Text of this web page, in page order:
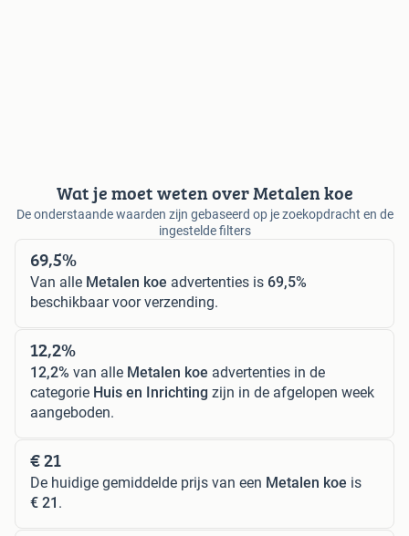
Wat je moet weten over Metalen koe
De onderstaande waarden zijn gebaseerd op je zoekopdracht en de
ingestelde filters
69,5%
Van alle Metalen koe advertenties is 69,5%
beschikbaar voor verzending.
12,2%
12,2% van alle Metalen koe advertenties in de
categorie Huis en Inrichting zijn in de afgelopen week
aangeboden.
€ 21
De huidige gemiddelde prijs van een Metalen koe is
€ 21 .